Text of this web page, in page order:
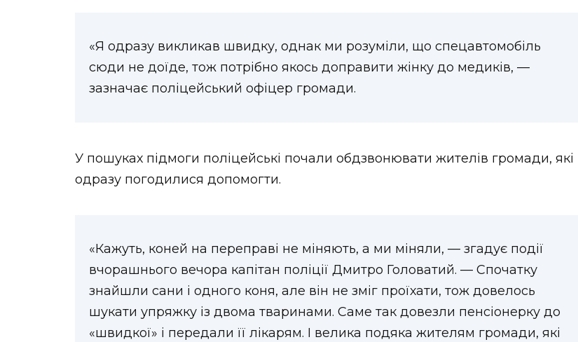
«Я одразу викликав швидку, однак ми розуміли, що спецавтомобіль
сюди не доїде, тож потрібно якось доправити жінку до медиків, —
зазначає поліцейський офіцер громади.
У пошуках підмоги поліцейські почали обдзвонювати жителів громади, які
одразу погодилися допомогти.
«Кажуть, коней на переправі не міняють, а ми міняли, — згадує події
вчорашнього вечора капітан поліції Дмитро Головатий. — Спочатку
знайшли сани і одного коня, але він не зміг проїхати, тож довелось
шукати упряжку із двома тваринами. Саме так довезли пенсіонерку до
«швидкої» і передали її лікарям. І велика подяка жителям громади, які